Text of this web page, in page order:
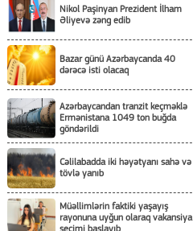
Nikol Paşinyan Prezident İlham
Əliyevə zəng edib
Bazar günü Azərbaycanda 40
dərəcə isti olacaq
Azərbaycandan tranzit keçməklə
Ermənistana 1049 ton buğda
göndərildi
Cəlilabadda iki həyətyanı sahə və
tövlə yanıb
Müəllimlərin faktiki yaşayış
rayonuna uyğun olaraq vakansiya